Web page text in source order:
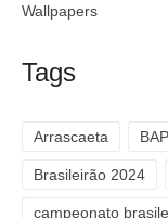
Wallpapers
Tags
Arrascaeta BAP
Brasileirão 2024
campeonato